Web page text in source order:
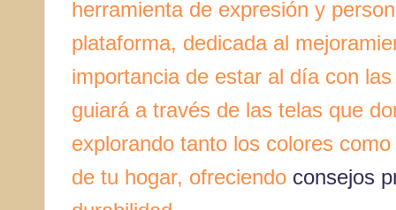
herramienta de expresión y
plataforma, dedicada al
importancia de estar al día con
guiará a través de las telas que
explorando tanto los colores
de tu hogar, ofreciendo consejos